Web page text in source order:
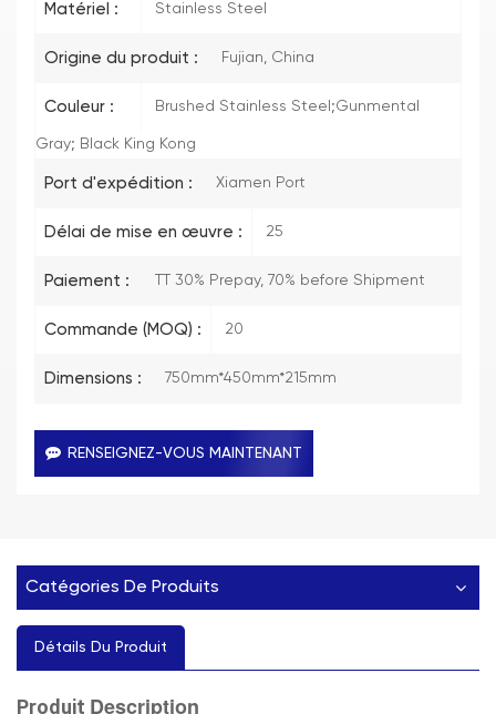
Matériel : Stainless Steel
Origine du produit : Fujian, China
Couleur : Brushed Stainless Steel;Gunmental
Gray; Black King Kong
Port d'expédition : Xiamen Port
Délai de mise en œuvre : 25
Paiement : TT 30% Prepay, 70% before Shipment
Commande (MOQ) : 20
Dimensions : 750mm*450mm*215mm
RENSEIGNEZ-VOUS MAINTENANT
Catégories De Produits
Détails Du Produit
Produit Description